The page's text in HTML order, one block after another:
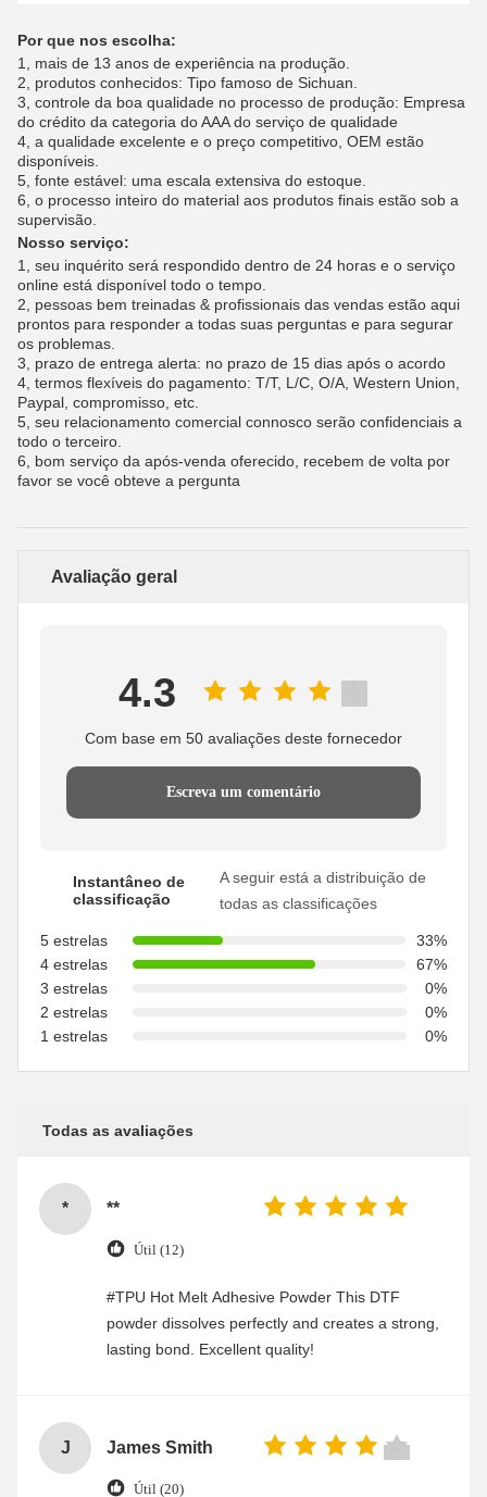
Por que nos escolha:
1, mais de 13 anos de experiência na produção.
2, produtos conhecidos: Tipo famoso de Sichuan.
3, controle da boa qualidade no processo de produção: Empresa
do crédito da categoria do AAA do serviço de qualidade
4, a qualidade excelente e o preço competitivo, OEM estão
disponíveis.
5, fonte estável: uma escala extensiva do estoque.
6, o processo inteiro do material aos produtos finais estão sob a
supervisão.
Nosso serviço:
1, seu inquérito será respondido dentro de 24 horas e o serviço
online está disponível todo o tempo.
2, pessoas bem treinadas & profissionais das vendas estão aqui
prontos para responder a todas suas perguntas e para segurar
os problemas.
3, prazo de entrega alerta: no prazo de 15 dias após o acordo
4, termos flexíveis do pagamento: T/T, L/C, O/A, Western Union,
Paypal, compromisso, etc.
5, seu relacionamento comercial connosco serão confidenciais a
todo o terceiro.
6, bom serviço da após-venda oferecido, recebem de volta por
favor se você obteve a pergunta
Avaliação geral
4.3
Com base em 50 avaliações deste fornecedor
Escreva um comentário
Instantâneo de
classificação
A seguir está a distribuição de
todas as classificações
5 estrelas
33%
4 estrelas
67%
3 estrelas
0%
2 estrelas
0%
1 estrelas
0%
Todas as avaliações
* **
Útil (12)
#TPU Hot Melt Adhesive Powder This DTF
powder dissolves perfectly and creates a strong,
lasting bond. Excellent quality!
J James Smith
Útil (20)